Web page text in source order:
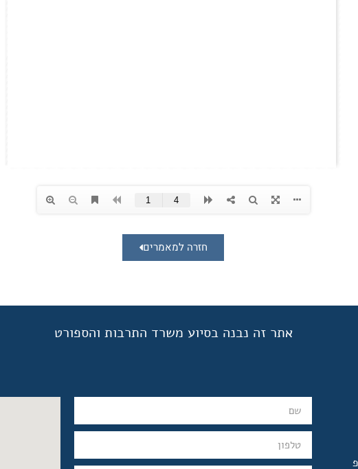
חזרה למאמרים
אתר זה נבנה בסיוע משרד התרבות והספורט